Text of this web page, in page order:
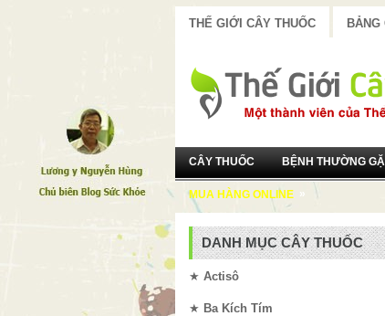
THẾ GIỚI CÂY THUỐC BẢNG
CÂY THUỐC BỆNH THƯỜNG
MUA HÀNG ONLINE »
DANH MỤC CÂY THUỐC
★ Actisô
★ Ba Kích Tím